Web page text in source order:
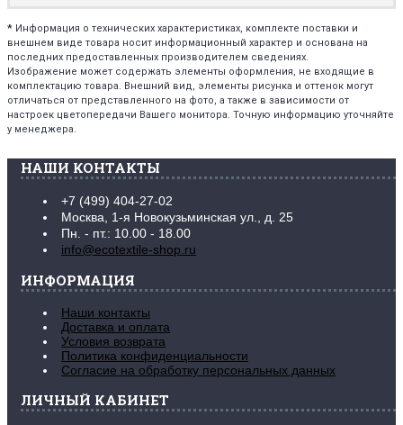
* Информация о технических характеристиках, комплекте поставки и
внешнем виде товара носит информационный характер и основана на
последних предоставленных производителем сведениях.
Изображение может содержать элементы оформления, не входящие в
комплектацию товара. Внешний вид, элементы рисунка и оттенок могут
отличаться от представленного на фото, а также в зависимости от
настроек цветопередачи Вашего монитора. Точную информацию уточняйте
у менеджера.
НАШИ КОНТАКТЫ
+7 (499) 404-27-02
Москва, 1-я Новокузьминская ул., д. 25
Пн. - пт.: 10.00 - 18.00
info@ecotextile-shop.ru
ИНФОРМАЦИЯ
Наши контакты
Доставка и оплата
Условия возврата
Политика конфиденциальности
Согласие на обработку персональных данных
ЛИЧНЫЙ КАБИНЕТ